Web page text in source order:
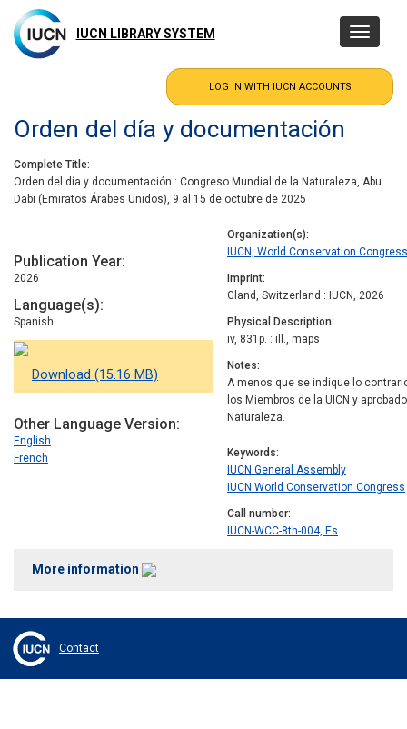
main
content
IUCN LIBRARY SYSTEM
Toggle
Orden del día y documentación
Complete Title
Orden del día y documentación : Congreso Mundial de la Naturaleza, Abu
Dabi (Emiratos Árabes Unidos), 9 al 15 de octubre de 2025
Publication Year
2026
Language(s)
Spanish
Download (15.16 MB)
Other Language Version
English
French
Organization(s)
IUCN, World Conservation Congress
Imprint
Gland, Switzerland : IUCN, 2026
Physical Description
iv, 831p. : ill., maps
Notes
A menos que se indique lo
los Miembros de la UICN y
Naturaleza.
Keywords
IUCN General Assembly
IUCN World Conservation Congress
Call number
IUCN-WCC-8th-004, Es
More information
Contact